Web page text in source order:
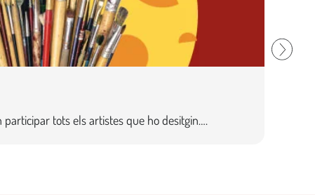
participar tots els artistes que ho desitgin….